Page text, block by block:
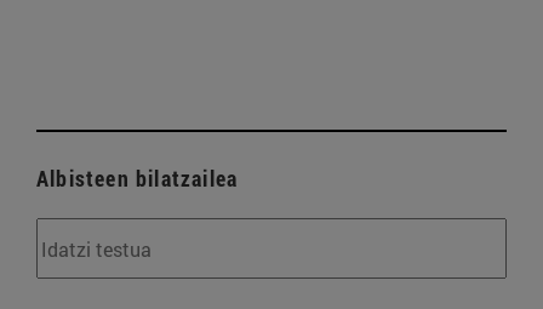
Albisteen bilatzailea